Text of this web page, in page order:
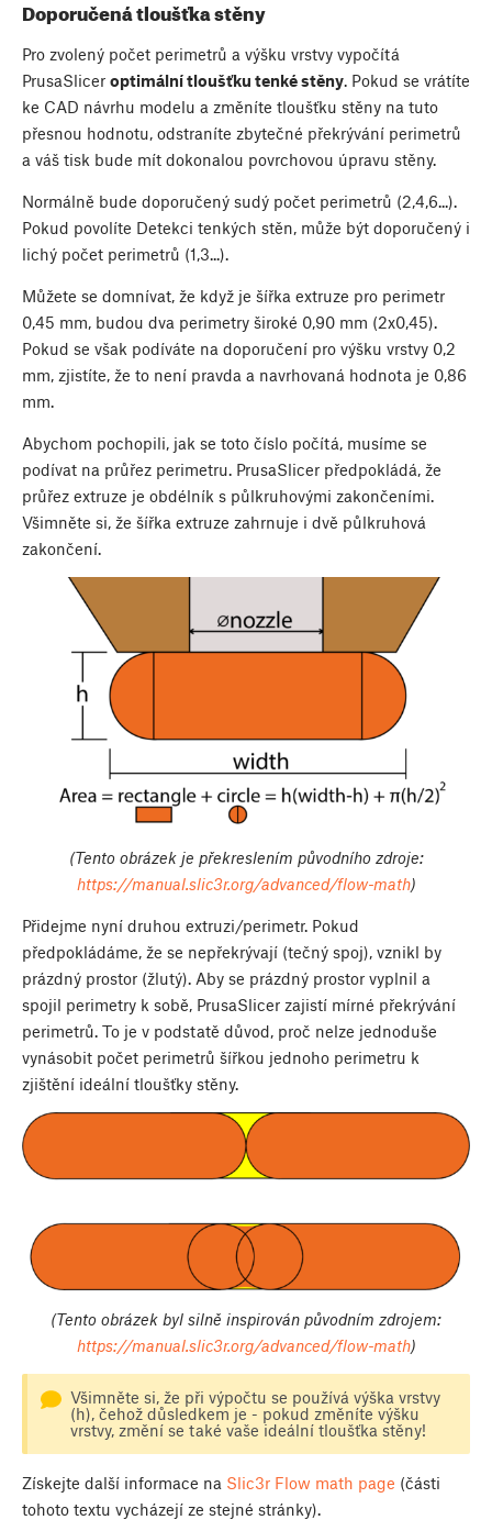
Doporučená tloušťka stěny
Pro zvolený počet perimetrů a výšku vrstvy vypočítá
PrusaSlicer optimální tloušťku tenké stěny. Pokud se vrátíte
ke CAD návrhu modelu a změníte tloušťku stěny na tuto
přesnou hodnotu, odstraníte zbytečné překrývání perimetrů
a váš tisk bude mít dokonalou povrchovou úpravu stěny.
Normálně bude doporučený sudý počet perimetrů (2,4,6...).
Pokud povolíte Detekci tenkých stěn, může být doporučený i
lichý počet perimetrů (1,3...).
Můžete se domnívat, že když je šířka extruze pro perimetr
0,45 mm, budou dva perimetry široké 0,90 mm (2x0,45).
Pokud se však podíváte na doporučení pro výšku vrstvy 0,2
mm, zjistíte, že to není pravda a navrhovaná hodnota je 0,86
mm.
Abychom pochopili, jak se toto číslo počítá, musíme se
podívat na průřez perimetru. PrusaSlicer předpokládá, že
průřez extruze je obdélník s půlkruhovými zakončeními.
Všimněte si, že šířka extruze zahrnuje i dvě půlkruhová
zakončení.
(Tento obrázek je překreslením původního zdroje:
https://manual.slic3r.org/advanced/flow-math)
Přidejme nyní druhou extruzi/perimetr. Pokud
předpokládáme, že se nepřekrývají (tečný spoj), vznikl by
prázdný prostor (žlutý). Aby se prázdný prostor vyplnil a
spojil perimetry k sobě, PrusaSlicer zajistí mírné překrývání
perimetrů. To je v podstatě důvod, proč nelze jednoduše
vynásobit počet perimetrů šířkou jednoho perimetru k
zjištění ideální tloušťky stěny.
(Tento obrázek byl silně inspirován původním zdrojem:
https://manual.slic3r.org/advanced/flow-math)
Všimněte si, že při výpočtu se používá výška vrstvy
(h), čehož důsledkem je - pokud změníte výšku
vrstvy, změní se také vaše ideální tloušťka stěny!
Získejte další informace na Slic3r Flow math page (části
tohoto textu vycházejí ze stejné stránky).